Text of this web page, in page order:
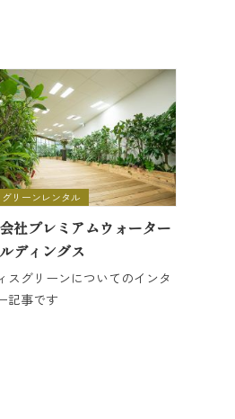
グリーンレンタル
社プレミアムウォーター
ディングス
スグリーンについてのインタ
記事です